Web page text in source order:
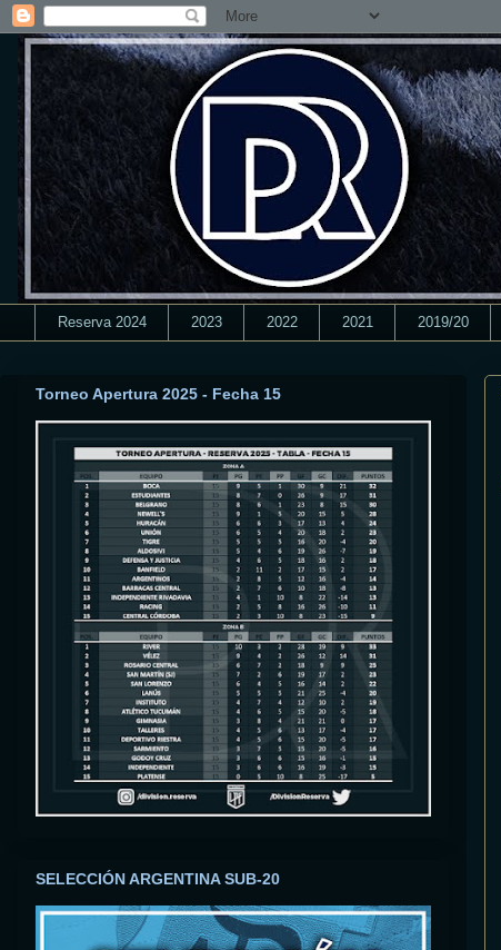
Reserva 2024 2023 2022 2021 2019/20
Torneo Apertura 2025 - Fecha 15
SELECCIÓN ARGENTINA SUB-20